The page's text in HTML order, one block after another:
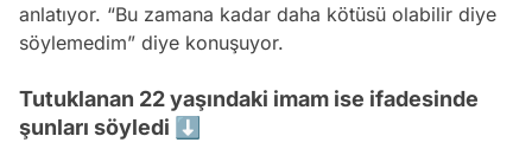
anlatıyor. “Bu zamana kadar daha kötüsü olabilir diye
söylemedim” diye konuşuyor.
Tutuklanan 22 yaşındaki imam ise ifadesinde
şunları söyledi ⬇️